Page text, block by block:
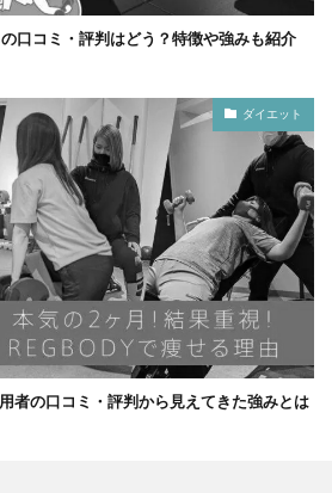
口コミ・評判はどう？特徴や強みも紹介
ダイエット
者の口コミ・評判から見えてきた強みとは